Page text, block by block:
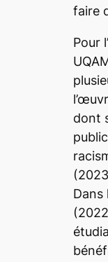
faire
Pour
dont
Dans